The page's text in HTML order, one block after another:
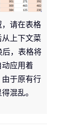
请在表格
上下文菜
后，表格将
应用着
于原有行
混乱。